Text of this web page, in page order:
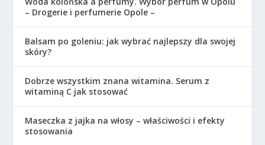
– Drogerie i perfumerie Opole –
Balsam po goleniu: jak wybrać najlepszy dla swojej
skóry?
Dobrze wszystkim znana witamina. Serum z
witaminą C jak stosować
Maseczka z jajka na włosy – właściwości i efekty
stosowania